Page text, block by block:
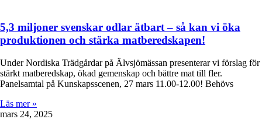
5,3 miljoner svenskar odlar ätbart – så kan vi öka
produktionen och stärka matberedskapen!
Under Nordiska Trädgårdar på Älvsjömässan presenterar vi förslag för
stärkt matberedskap, ökad gemenskap och bättre mat till fler.
Panelsamtal på Kunskapsscenen, 27 mars 11.00-12.00! Behövs
Läs mer »
mars 24, 2025